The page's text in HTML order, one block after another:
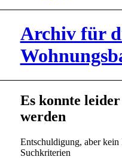
Archiv für
Es konnte
werden
Entschuldigung, aber
Suchkriterien